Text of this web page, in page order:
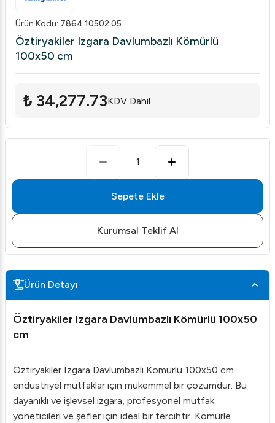
Ürün Kodu: 7864.10502.05
Öztiryakiler Izgara Davlumbazlı Kömürlü
100x50 cm
₺ 34,277.73KDV Dahil
1
Sepete Ekle
Kurumsal Teklif Al
Ürün Detayı
Öztiryakiler Izgara Davlumbazlı Kömürlü 100x50
cm
Öztiryakiler Izgara Davlumbazlı Kömürlü 100x50 cm
endüstriyel mutfaklar için mükemmel bir çözümdür. Bu
dayanıklı ve işlevsel ızgara, profesyonel mutfak
yöneticileri ve şefler için ideal bir tercihtir. Kömürle